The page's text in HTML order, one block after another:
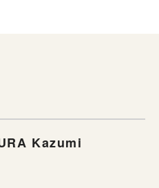
Kazumi